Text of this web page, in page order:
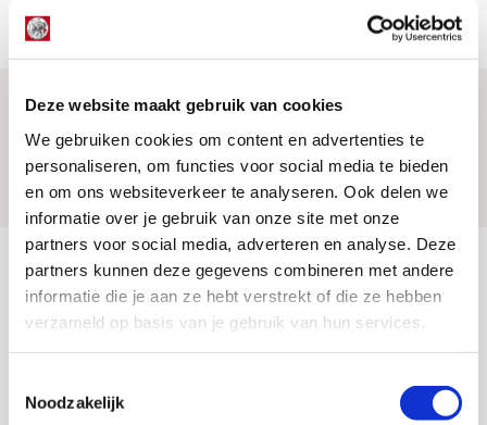
Deze website maakt gebruik van cookies
We gebruiken cookies om content en advertenties te
personaliseren, om functies voor social media te bieden
en om ons websiteverkeer te analyseren. Ook delen we
informatie over je gebruik van onze site met onze
partners voor social media, adverteren en analyse. Deze
partners kunnen deze gegevens combineren met andere
informatie die je aan ze hebt verstrekt of die ze hebben
verzameld op basis van je gebruik van hun services.
Noodzakelijk
NIEUWS
Ajax zet Shelbourne eenvoudig opzij en
reist met vertrouwen naar Dublin
06 AUGUSTUS 2026 - 21:52
NIEUWS
Bekijk meer
AGENDA
Selectiedag ballenjongens/-meiden